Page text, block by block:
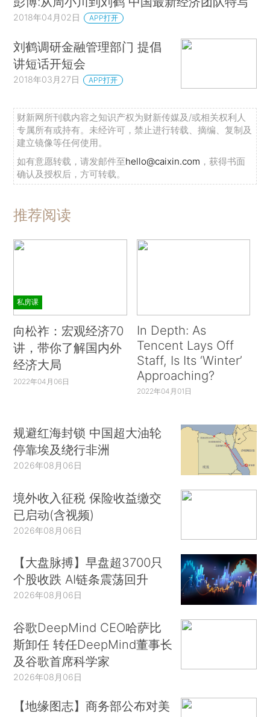
2018年04月02日 APP打开
刘鹤调研金融管理部门 提倡
讲短话开短会
2018年03月27日 APP打开
财新网所刊载内容之知识产权为财新传媒及/或相关权利人
专属所有或持有。未经许可，禁止进行转载、摘编、复制及
建立镜像等任何使用。
如有意愿转载，请发邮件至hello@caixin.com ，获得书面
确认及授权后，方可转载。
推荐阅读
私房课
向松祚：宏观经济70
讲，带你了解国内外
经济大局
2022年04月06日
In Depth: As
Tencent Lays Off
Staff, Is Its ‘Winter’
Approaching?
2022年04月01日
规避红海封锁 中国超大油轮
停靠埃及绕行非洲
2026年08月06日
境外收入征税 保险收益缴交
已启动(含视频)
2026年08月06日
【大盘脉搏】早盘超3700只
个股收跌 AI链条震荡回升
2026年08月06日
谷歌DeepMind CEO哈萨比
斯卸任 转任DeepMind董事长
及谷歌首席科学家
2026年08月06日
【地缘图志】商务部公布对美